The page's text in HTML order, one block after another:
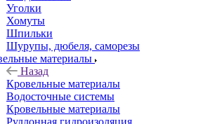
Уголки
Хомуты
Шпильки
Шурупы, дюбеля, саморезы
материалы
Назад
Кровельные материалы
Водосточные системы
Кровельные материалы
Руллонная гидроизоляция